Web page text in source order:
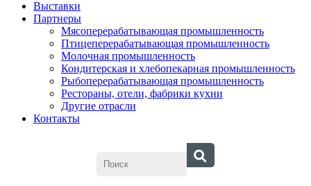
Выставки
Партнеры
Мясоперерабатывающая промышленность
Птицеперерабатывающая промышленность
Молочная промышленность
Кондитерская и хлебопекарная промышленность
Рыбоперерабатывающая промышленность
Рестораны, отели, фабрики кухни
Другие отрасли
Контакты